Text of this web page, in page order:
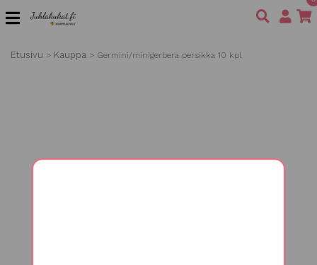
Etusivu > Kauppa > Germini/minigerbera persikka 10 kpl